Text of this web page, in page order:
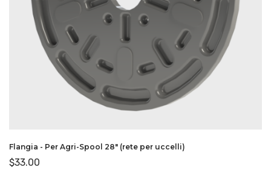
Flangia - Per Agri-Spool 28″ (rete per uccelli)
$33.00